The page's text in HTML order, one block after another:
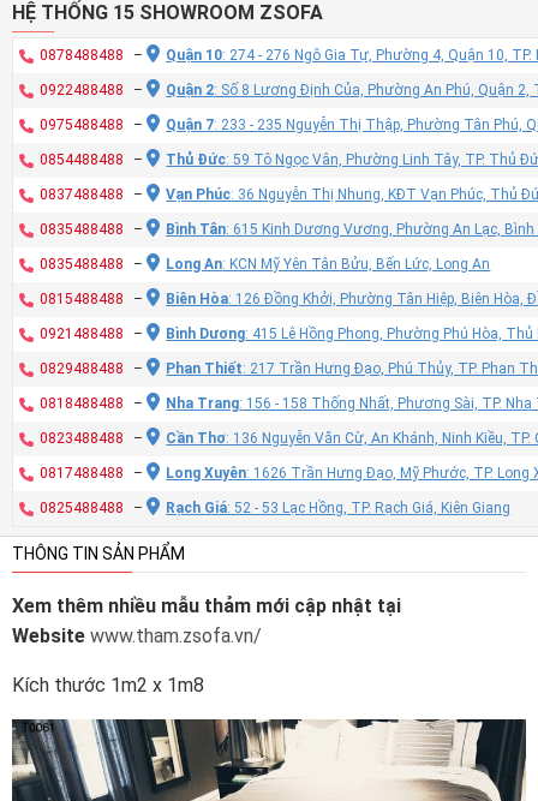
HỆ THỐNG 15 SHOWROOM ZSOFA
0878488488 – Quận 10: 274 - 276 Ngô Gia Tự, Phường 4, Quận 10, TP.
0922488488 – Quận 2: Số 8 Lương Định Của, Phường An Phú, Quận 2,
0975488488 – Quận 7: 233 - 235 Nguyễn Thị Thập, Phường Tân Phú,
0854488488 – Thủ Đức: 59 Tô Ngọc Vân, Phường Linh Tây, TP. Thủ
0837488488 – Vạn Phúc: 36 Nguyễn Thị Nhung, KĐT Vạn Phúc, Thủ
0835488488 – Bình Tân: 615 Kinh Dương Vương, Phường An Lạc, Bình
0835488488 – Long An: KCN Mỹ Yên Tân Bửu, Bến Lức, Long An
0815488488 – Biên Hòa: 126 Đồng Khởi, Phường Tân Hiệp, Biên Hòa,
0921488488 – Bình Dương: 415 Lê Hồng Phong, Phường Phú Hòa,
0829488488 – Phan Thiết: 217 Trần Hưng Đạo, Phú Thủy, TP. Phan
0818488488 – Nha Trang: 156 - 158 Thống Nhất, Phương Sài, TP.
0823488488 – Cần Thơ: 136 Nguyễn Văn Cừ, An Khánh, Ninh Kiều,
0817488488 – Long Xuyên: 1626 Trần Hưng Đạo, Mỹ Phước, TP. Long
0825488488 – Rạch Giá: 52 - 53 Lạc Hồng, TP. Rạch Giá, Kiên Giang
THÔNG TIN SẢN PHẨM
Xem thêm nhiều mẫu thảm mới cập nhật tại
Website www.tham.zsofa.vn/
Kích thước 1m2 x 1m8